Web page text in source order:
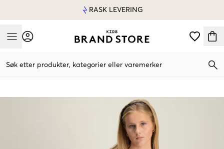
RASK LEVERING
Mobile Menu
Søk etter produkter, kategorier eller varemerker